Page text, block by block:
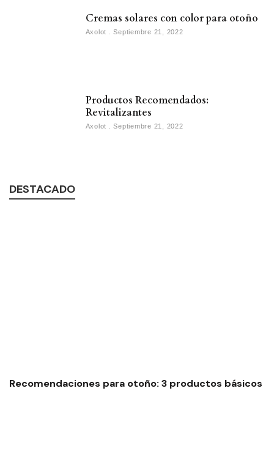
Cremas solares con color para otoño
Axolot Septiembre 21, 2022
Productos Recomendados:
Revitalizantes
Axolot Septiembre 21, 2022
DESTACADO
Recomendaciones para otoño: 3 productos básicos